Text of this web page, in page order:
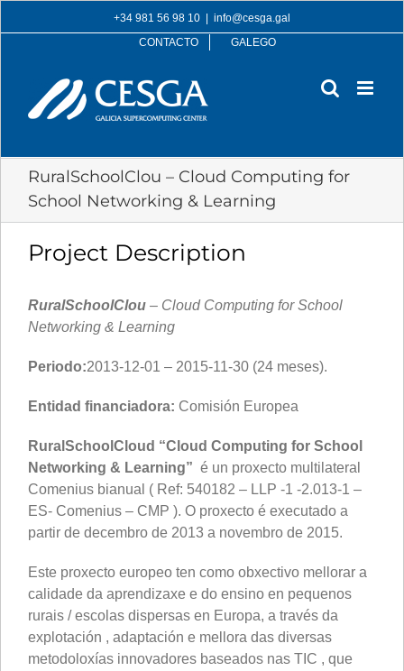
to
+34 981 56 98 10
info@cesga.gal
CONTACTO
GALEGO
RuralSchoolClou – Cloud Computing for
School Networking & Learning
Project Description
RuralSchoolClou – Cloud Computing for School
Networking & Learning
Periodo:2013-12-01 – 2015-11-30 (24 meses).
Entidad financiadora: Comisión Europea
RuralSchoolCloud “Cloud Computing for School
Networking & Learning” é un proxecto multilateral
Comenius bianual ( Ref: 540182 – LLP -1 -2.013-1 –
ES- Comenius – CMP ). O proxecto é executado a
partir de decembro de 2013 a novembro de 2015.
Este proxecto europeo ten como obxectivo mellorar a
calidade da aprendizaxe e do ensino en pequenos
rurais / escolas dispersas en Europa, a través da
explotación , adaptación e mellora das diversas
metodoloxías innovadores baseados nas TIC , que